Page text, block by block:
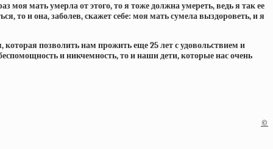
моя мать умерла от этого, то я тоже должна умереть, ведь я так ее
и она, заболев, скажет себе: моя мать сумела выздороветь, и я
позволить нам прожить еще 25 лет с удовольствием и
и никчемность, то и наши дети, которые нас очень
©